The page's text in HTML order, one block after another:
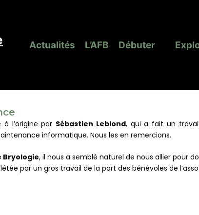
Actualités L’AFB Débuter
l’origine par Sébastien Leblond, qui a fait un
informatique. Nous les en remercions.
Bryologie, il nous a semblé naturel de nous allier pour
par un gros travail de la part des bénévoles de